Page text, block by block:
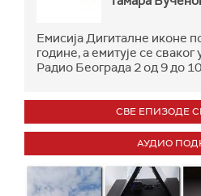
Емисија Дигиталне иконе
године, а емитује се
Радио Београда 2 од 9 до
СВЕ ЕПИЗОДЕ
АУДИО